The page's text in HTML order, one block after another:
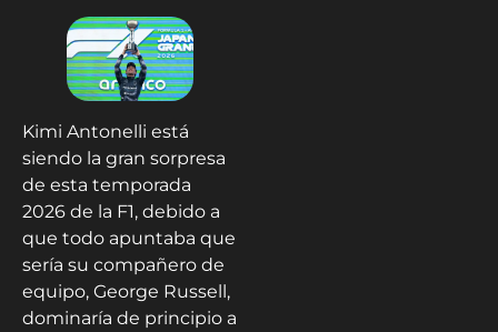
Kimi Antonelli está
siendo la gran sorpresa
de esta temporada
2026 de la F1, debido a
que todo apuntaba que
sería su compañero de
equipo, George Russell,
dominaría de principio a